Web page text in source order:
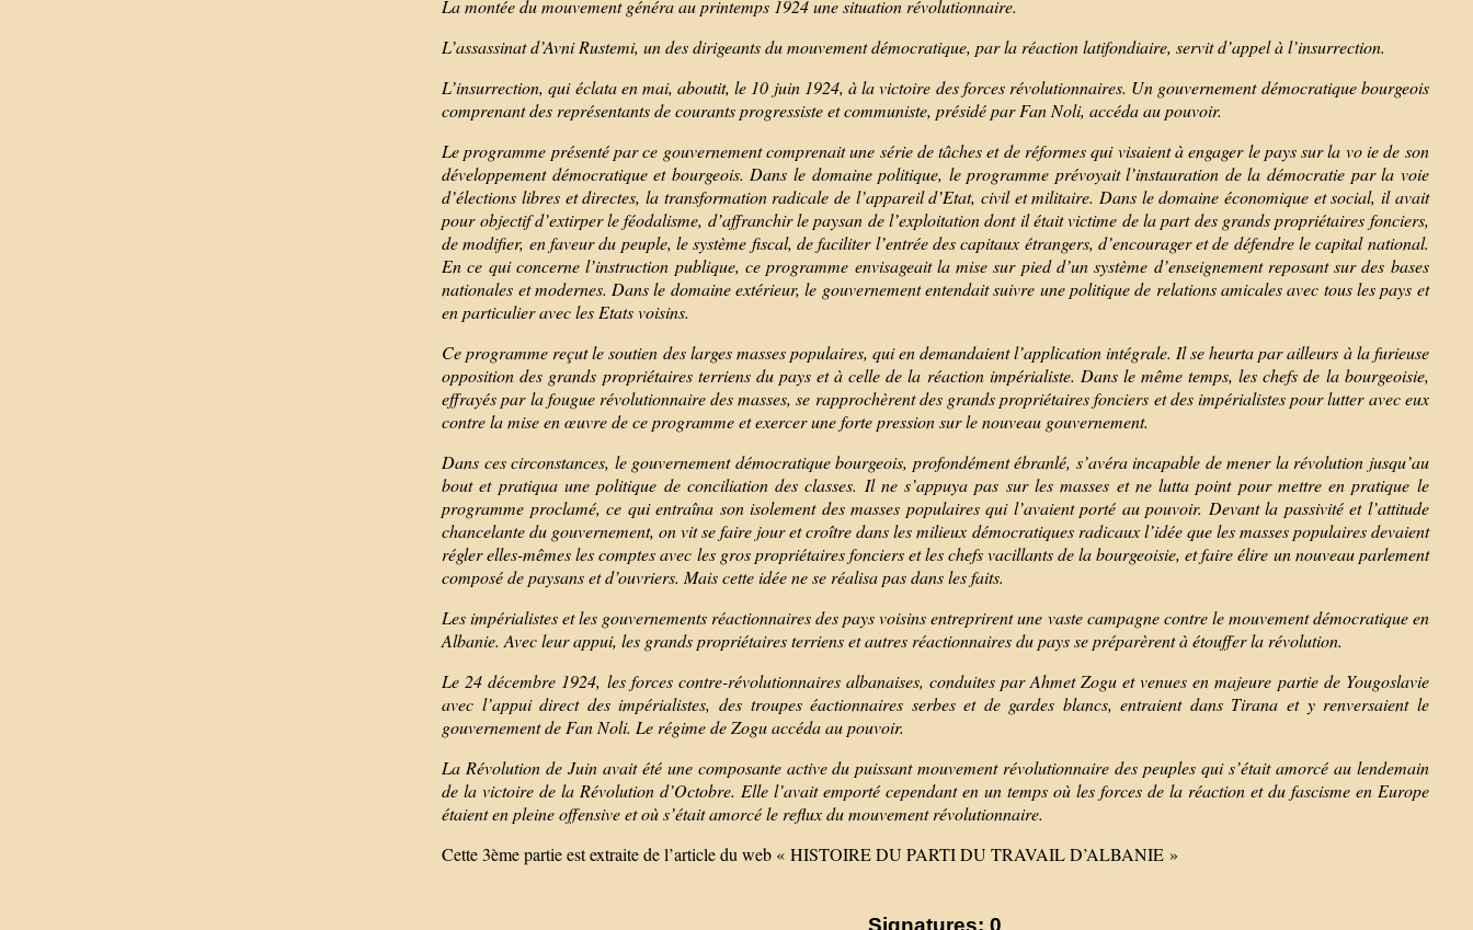
La montée du mouvement généra au printemps 1924 une situation révolutionnaire.
L’assassinat d’Avni Rustemi, un des dirigeants du mouvement démocratique, par la réaction latifondiaire, servit d’appel à l’insurrection.
L’insurrection, qui éclata en mai, aboutit, le 10 juin 1924, à la victoire des forces révolutionnaires. Un gouvernement démocratique bourgeois
comprenant des représentants de courants progressiste et communiste, présidé par Fan Noli, accéda au pouvoir.
Le programme présenté par ce gouvernement comprenait une série de tâches et de réformes qui visaient à engager le pays sur la vo ie de son
développement démocratique et bourgeois. Dans le domaine politique, le programme prévoyait l’instauration de la démocratie par la voie
d’élections libres et directes, la transformation radicale de l’appareil d’Etat, civil et militaire. Dans le domaine économique et social, il avait
pour objectif d’extirper le féodalisme, d’affranchir le paysan de l’exploitation dont il était victime de la part des grands propriétaires fonciers,
de modifier, en faveur du peuple, le système fiscal, de faciliter l’entrée des capitaux étrangers, d’encourager et de défendre le capital national.
En ce qui concerne l’instruction publique, ce programme envisageait la mise sur pied d’un système d’enseignement reposant sur des bases
nationales et modernes. Dans le domaine extérieur, le gouvernement entendait suivre une politique de relations amicales avec tous les pays et
en particulier avec les Etats voisins.
Ce programme reçut le soutien des larges masses populaires, qui en demandaient l’application intégrale. Il se heurta par ailleurs à la furieuse
opposition des grands propriétaires terriens du pays et à celle de la réaction impérialiste. Dans le même temps, les chefs de la bourgeoisie,
effrayés par la fougue révolutionnaire des masses, se rapprochèrent des grands propriétaires fonciers et des impérialistes pour lutter avec eux
contre la mise en œuvre de ce programme et exercer une forte pression sur le nouveau gouvernement.
Dans ces circonstances, le gouvernement démocratique bourgeois, profondément ébranlé, s’avéra incapable de mener la révolution jusqu’au
bout et pratiqua une politique de conciliation des classes. Il ne s’appuya pas sur les masses et ne lutta point pour mettre en pratique le
programme proclamé, ce qui entraîna son isolement des masses populaires qui l’avaient porté au pouvoir. Devant la passivité et l’attitude
chancelante du gouvernement, on vit se faire jour et croître dans les milieux démocratiques radicaux l’idée que les masses populaires devaient
régler elles-mêmes les comptes avec les gros propriétaires fonciers et les chefs vacillants de la bourgeoisie, et faire élire un nouveau parlement
composé de paysans et d’ouvriers. Mais cette idée ne se réalisa pas dans les faits.
Les impérialistes et les gouvernements réactionnaires des pays voisins entreprirent une vaste campagne contre le mouvement démocratique en
Albanie. Avec leur appui, les grands propriétaires terriens et autres réactionnaires du pays se préparèrent à étouffer la révolution.
Le 24 décembre 1924, les forces contre-révolutionnaires albanaises, conduites par Ahmet Zogu et venues en majeure partie de Yougoslavie
avec l’appui direct des impérialistes, des troupes éactionnaires serbes et de gardes blancs, entraient dans Tirana et y renversaient le
gouvernement de Fan Noli. Le régime de Zogu accéda au pouvoir.
La Révolution de Juin avait été une composante active du puissant mouvement révolutionnaire des peuples qui s’était amorcé au lendemain
de la victoire de la Révolution d’Octobre. Elle l’avait emporté cependant en un temps où les forces de la réaction et du fascisme en Europe
étaient en pleine offensive et où s’était amorcé le reflux du mouvement révolutionnaire.
Cette 3ème partie est extraite de l’article du web « HISTOIRE DU PARTI DU TRAVAIL D’ALBANIE »
Signatures: 0